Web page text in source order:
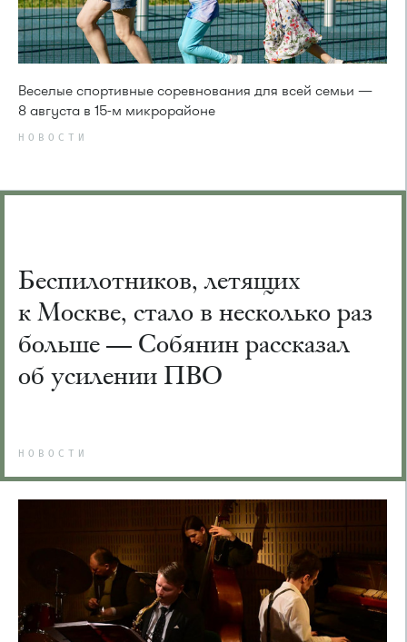
Веселые спортивные соревнования для всей семьи —
8 августа в 15-м микрорайоне
НОВОСТИ
Беспилотников, летящих
к Москве, стало в несколько раз
больше — Собянин рассказал
об усилении ПВО
НОВОСТИ